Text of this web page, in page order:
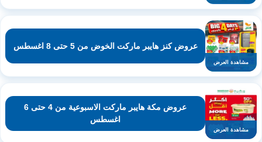
مشاهدة العرض
عروض كنز هايبر ماركت الخوض من 5 حتى 8 اغسطس
مشاهدة العرض
عروض مكة هايبر ماركت الاسبوعية من 4 حتى 6
اغسطس